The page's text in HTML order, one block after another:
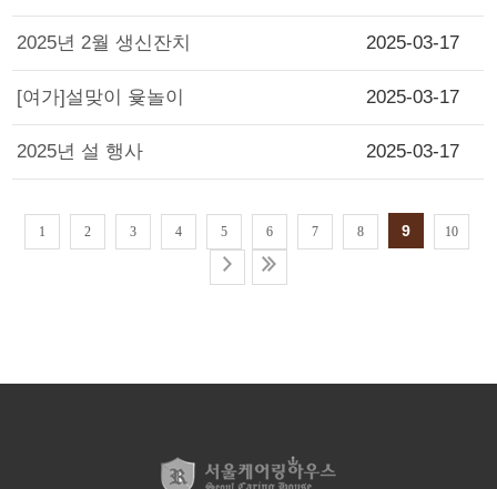
2025년 2월 생신잔치 2025-03-17
[여가]설맞이 윷놀이 2025-03-17
2025년 설 행사 2025-03-17
1 2 3 4 5 6 7 8 9 10